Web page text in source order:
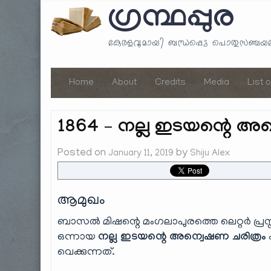
ഗ്രന്ഥപ്പുര
കേരളവുമായി ബന്ധപ്പെട്ട
Home About Credits Media List
1864 – നല്ല ഇടയന്റെ
Posted on January 11, 2019 by Shiju Alex
ആമുഖം
ബാസൽ മിഷന്റെ മംഗലാപുരത്തെ ലെറ്റർ
ഒന്നായ നല്ല ഇടയന്റെ അന്വെഷണ ചരിത്രം
വെക്കുന്നത്.